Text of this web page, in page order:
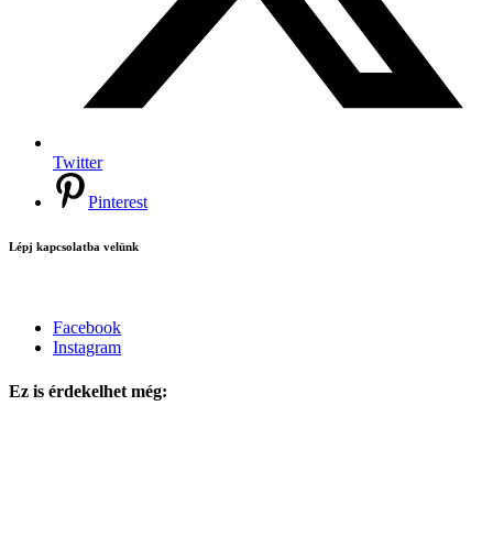
Twitter
Pinterest
Lépj kapcsolatba velünk
Facebook
Instagram
Ez is érdekelhet még: